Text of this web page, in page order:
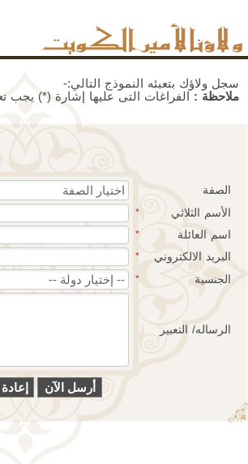
سجل ولاؤك بتعبئه النموذج التالي:-
ملاحظة : الفراغات التى عليها إشارة (*) يجب
الصفة
الأسم الثلاثي
*
اسم العائلة *
البريد الالكتروني *
الجنسية *
الرساله/ التعبير